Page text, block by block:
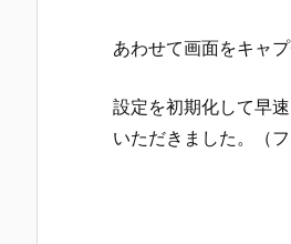
あわせて画面をキャ
設定を初期化して早
いただきました。（フ